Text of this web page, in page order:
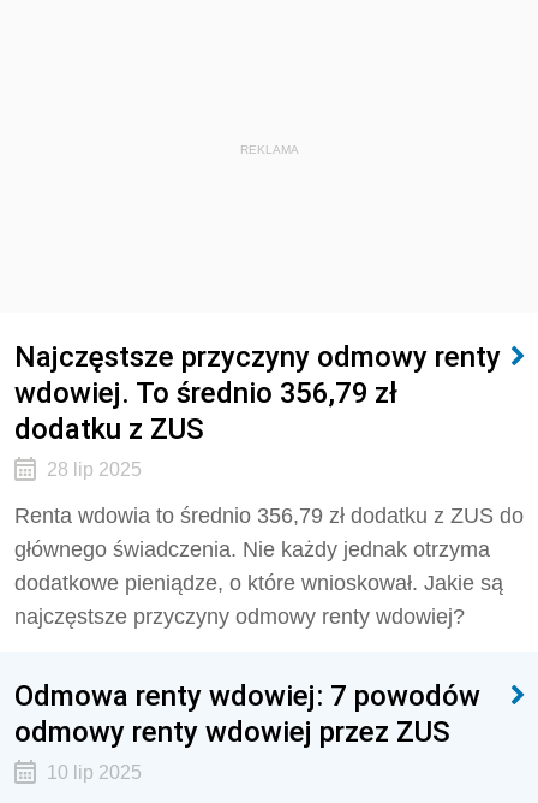
REKLAMA
Najczęstsze przyczyny odmowy renty
wdowiej. To średnio 356,79 zł
dodatku z ZUS
28 lip 2025
Renta wdowia to średnio 356,79 zł dodatku z ZUS do
głównego świadczenia. Nie każdy jednak otrzyma
dodatkowe pieniądze, o które wnioskował. Jakie są
najczęstsze przyczyny odmowy renty wdowiej?
Odmowa renty wdowiej: 7 powodów
odmowy renty wdowiej przez ZUS
10 lip 2025